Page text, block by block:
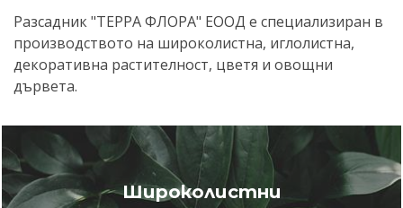
Разсадник "ТЕРРА ФЛОРА" ЕООД е специализиран в
производството на широколистна, иглолистна,
декоративна растителност, цветя и овощни
дървета.
Широколистни